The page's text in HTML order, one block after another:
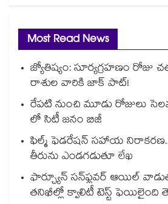
Most Read News
జ్యోతిష్యం: సూర్యగ్రహణం రోజు
రాశుల వారికి జాక్ పాట్!
రేపటి నుంచి మూడు రోజులు
లో సిటీ జనం బిజీ
ఫిల్మ్ ఫెడరేషన్ సహాయ
తీరును ఎండగడుతూ లేఖ
ఫార్చ్యూన్ సన్‌ఫ్లవర్ ఆయిల్
తనిఖీల్లో క్వాలిటీ టెస్ట్ ఫెయిలైంది